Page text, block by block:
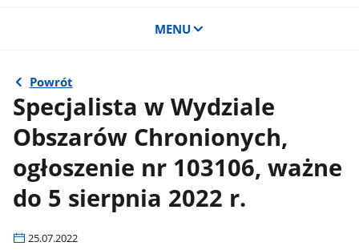
MENU
Powrót
Specjalista w Wydziale
Obszarów Chronionych,
ogłoszenie nr 103106, ważne
do 5 sierpnia 2022 r.
25.07.2022